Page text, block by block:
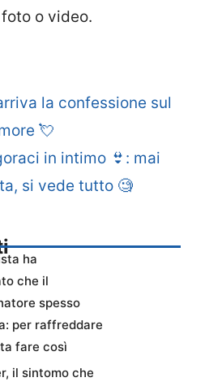
o video.
la confessione sul
💘
in intimo 👙: mai
si vede tutto 🧐
ha
che il
spesso
per raffreddare
fare così
il sintomo che